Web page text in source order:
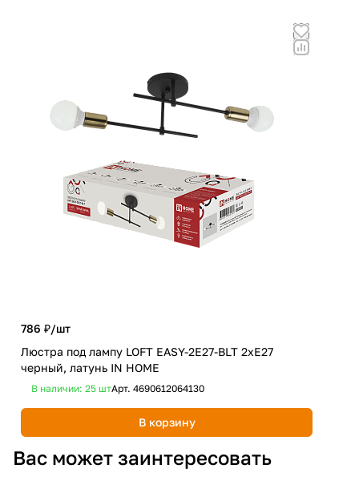
786 ₽/шт
Люстра под лампу LOFT EASY-2E27-BLT 2хЕ27
черный, латунь IN HOME
В наличии: 25 штАрт. 4690612064130
В корзину
Вас может заинтересовать